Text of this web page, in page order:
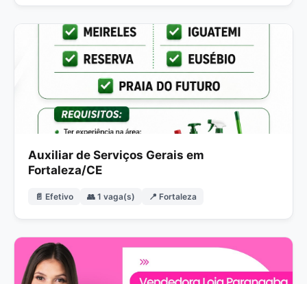
Auxiliar de Serviços Gerais em
Fortaleza/CE
📄 Efetivo 👥 1 vaga(s) 📍 Fortaleza